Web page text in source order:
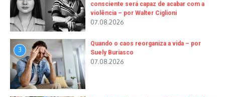
consciente será capaz de acabar com a
violência – por Walter Ciglioni
07.08.2026
3
Quando o caos reorganiza a vida – por
Suely Buriasco
07.08.2026